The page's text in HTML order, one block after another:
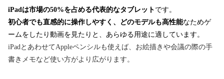
iPadは市場の50%を占める代表的なタブレット です。
初心者でも直感的に操作しやすく、どのモデルも高性能なためゲ
ームをしたり動画を見たりと、あらゆる用途に適しています。
iPadとあわせてAppleペンシルも使えば、お絵描きや会議の際の手
書きメモなど使い方がより広がります。